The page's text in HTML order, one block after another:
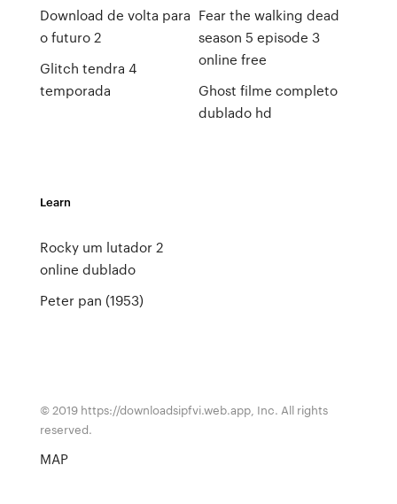
Download de volta para
o futuro 2
Glitch tendra 4
temporada
Fear the walking dead
season 5 episode 3
online free
Ghost filme completo
dublado hd
Learn
Rocky um lutador 2
online dublado
Peter pan (1953)
© 2019 https://downloadsipfvi.web.app, Inc. All rights
reserved.
MAP